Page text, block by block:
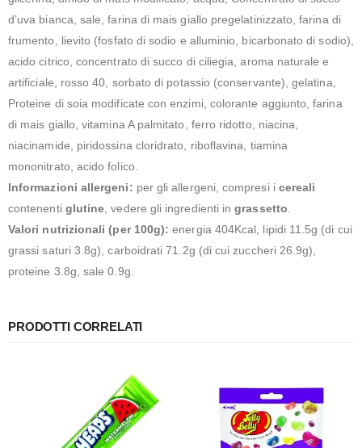
d’uva bianca, sale, farina di mais giallo pregelatinizzato, farina di
frumento, lievito (fosfato di sodio e alluminio, bicarbonato di sodio),
acido citrico, concentrato di succo di ciliegia, aroma naturale e
artificiale, rosso 40, sorbato di potassio (conservante), gelatina,
Proteine di soia modificate con enzimi, colorante aggiunto, farina
di mais giallo, vitamina A palmitato, ferro ridotto, niacina,
niacinamide, piridossina cloridrato, riboflavina, tiamina
mononitrato, acido folico.
Informazioni allergeni: per gli allergeni, compresi i cereali
contenenti glutine, vedere gli ingredienti ingrassetto.
Valori nutrizionali (per 100g): energia 404Kcal, lipidi 11.5g (di cui
grassi saturi 3.8g), carboidrati 71.2g (di cui zuccheri 26.9g),
proteine 3.8g, sale 0.9g.
PRODOTTI CORRELATI